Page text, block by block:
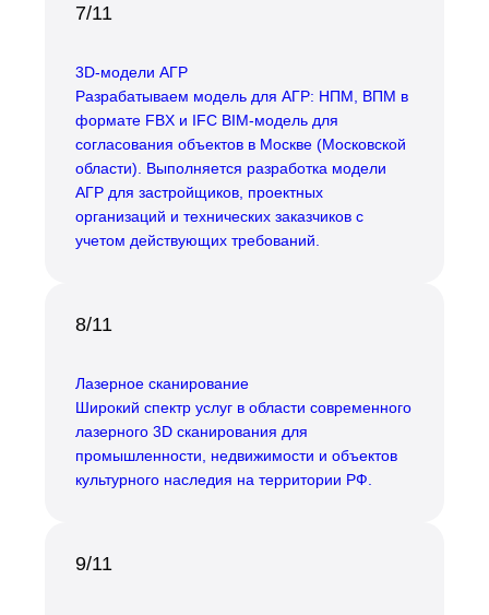
7/11
3D-модели АГР
Разрабатываем модель для АГР: НПМ, ВПМ в
формате FBX и IFC BIM-модель для
согласования объектов в Москве (Московской
области). Выполняется разработка модели
АГР для застройщиков, проектных
организаций и технических заказчиков с
учетом действующих требований.
8/11
Лазерное сканирование
Широкий спектр услуг в области современного
лазерного 3D сканирования для
промышленности, недвижимости и объектов
культурного наследия на территории РФ.
9/11